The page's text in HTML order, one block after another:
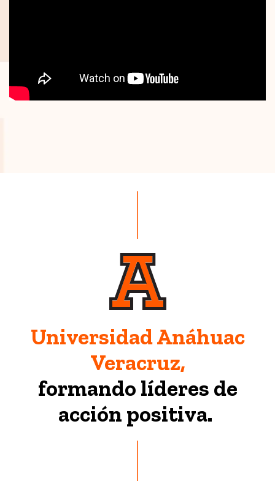
Universidad Anáhuac
Veracruz,
formando líderes de
acción positiva.